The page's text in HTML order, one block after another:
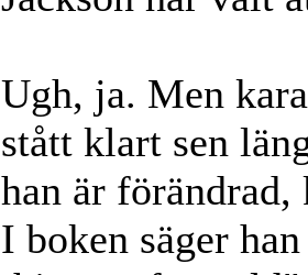
Ugh, ja. Men
stått klart sen
han är
I boken säger